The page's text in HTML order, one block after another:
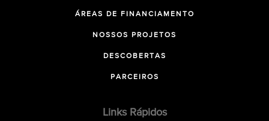
ÁREAS DE FINANCIAMENTO
NOSSOS PROJETOS
DESCOBERTAS
PARCEIROS
Links Rápidos